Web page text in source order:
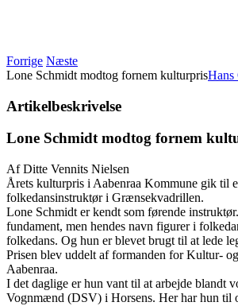
Forrige Næste
Lone Schmidt modtog fornem kulturprisHans
Artikelbeskrivelse
Lone Schmidt modtog fornem
Af Ditte Vennits Nielsen
Årets kulturpris i Aabenraa Kommune gik til
folkedansinstruktør i Grænsekvadrillen.
Lone Schmidt er kendt som førende
fundament, men hendes navn figurer i
folkedans. Og hun er blevet brugt til at lede
Prisen blev uddelt af formanden for Kultur-
Aabenraa.
I det daglige er hun vant til at arbejde blandt
Vognmænd (DSV) i Horsens. Her har hun til